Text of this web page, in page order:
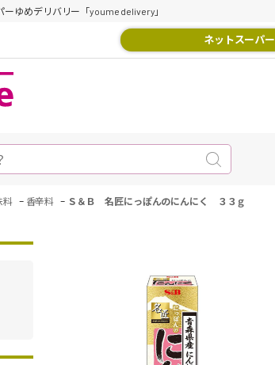
ゆめデリバリー「youme delivery」
ネットスーパー
料 - 香辛料 - Ｓ＆Ｂ 名匠にっぽんのにんにく ３３ｇ